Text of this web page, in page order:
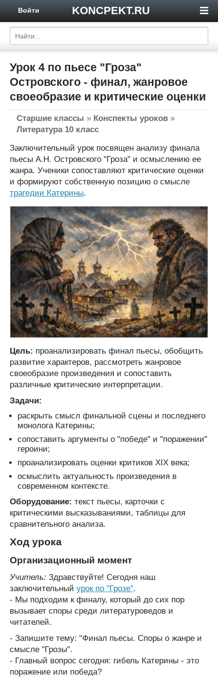
KONCPEKT.RU
Войти
Урок 4 по пьесе "Гроза"
Островского - финал, жанровое
своеобразие и критические оценки
Старшие классы » Конспекты уроков »
Литература 10 класс
Заключительный урок посвящен анализу финала
пьесы А.Н. Островского "Гроза" и осмыслению ее
жанра. Ученики сопоставляют критические оценки
и формируют собственную позицию о смысле
трагедии Катерины.
Цель: проанализировать финал пьесы, обобщить
развитие характеров, рассмотреть жанровое
своеобразие произведения и сопоставить
различные критические интерпретации.
Задачи:
раскрыть смысл финальной сцены и последнего
монолога Катерины;
сопоставить аргументы о "победе" и "поражении"
героини;
проанализировать оценки критиков XIX века;
осмыслить актуальность произведения в
современном контексте.
Оборудование: текст пьесы, карточки с
критическими высказываниями, таблицы для
сравнительного анализа.
Ход урока
Организационный момент
Учитель: Здравствуйте! Сегодня наш
заключительный урок по "Грозе".
- Мы подходим к финалу, который до сих пор
вызывает споры среди литературоведов и
читателей.
- Запишите тему: "Финал пьесы. Споры о жанре и
смысле "Грозы".
- Главный вопрос сегодня: гибель Катерины - это
поражение или победа?